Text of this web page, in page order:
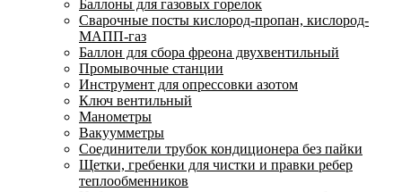
Баллоны для газовых горелок
Сварочные посты кислород-пропан, кислород-
МАПП-газ
Баллон для сбора фреона двухвентильный
Промывочные станции
Инструмент для опрессовки азотом
Ключ вентильный
Манометры
Вакуумметры
Соединители трубок кондиционера без пайки
Щетки, гребенки для чистки и правки ребер
теплообменников